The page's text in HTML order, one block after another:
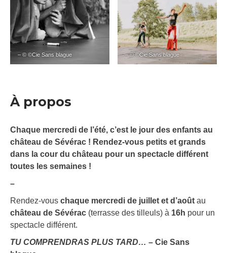
– © ©Cie Sans blague – © ©Cie Sans blague
À propos
Chaque mercredi de l’été, c’est le jour des enfants au
château de Sévérac ! Rendez-vous petits et grands
dans la cour du château pour un spectacle différent
toutes les semaines !
–
Rendez-vous chaque mercredi de juillet et d’août au
château de Sévérac (terrasse des tilleuls) à 16h pour un
spectacle différent.
TU COMPRENDRAS PLUS TARD… – Cie Sans